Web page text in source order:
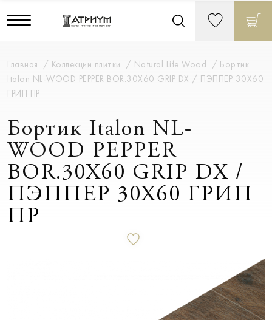
Главная Коллекции плитки Natural Life Wood
Бортик
Italon NL-WOOD PEPPER BOR.30X60 GRIP DX / ПЭППЕР 30X60
ГРИП ПР
Бортик Italon NL-
WOOD PEPPER
BOR.30X60 GRIP DX /
ПЭППЕР 30X60 ГРИП
ПР